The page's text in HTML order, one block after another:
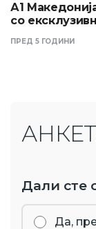
А1
со
ПРЕД 5 ГОДИНИ
Дали сте
Да,